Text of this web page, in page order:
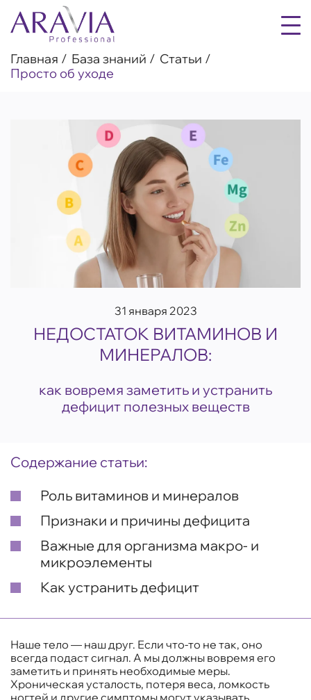
Главная База знаний
Статьи
Просто об уходе
31 января 2023
НЕДОСТАТОК ВИТАМИНОВ И
МИНЕРАЛОВ:
как вовремя заметить и устранить
дефицит полезных веществ
Содержание статьи:
Роль витаминов и минералов
Признаки и причины дефицита
Важные для организма макро- и
микроэлементы
Как устранить дефицит
Наше тело — наш друг. Если что-то не так, оно
всегда подаст сигнал. А мы должны вовремя его
заметить и принять необходимые меры.
Хроническая усталость, потеря веса, ломкость